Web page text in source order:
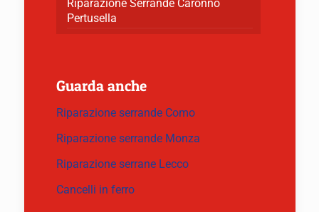
Riparazione Serrande Caronno
Pertusella
Guarda anche
Riparazione serrande Como
Riparazione serrande Monza
Riparazione serrane Lecco
Cancelli in ferro